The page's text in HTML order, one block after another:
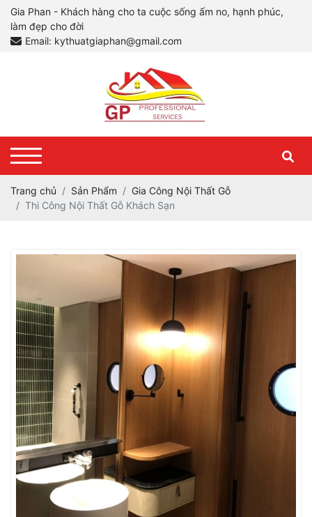
Gia Phan - Khách hàng cho ta cuộc sống ấm no, hạnh phúc,
làm đẹp cho đời
Email: kythuatgiaphan@gmail.com
Trang chủ Sản Phẩm
Gia Công Nội Thất Gỗ
Thi Công Nội Thất Gỗ Khách Sạn